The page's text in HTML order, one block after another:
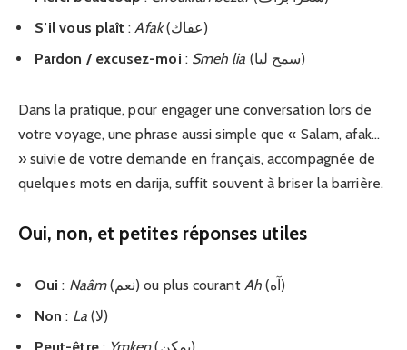
S’il vous plaît :Afak
(عفاك)
Pardon / excusez-moi : Smeh lia (سمح ليا)
Dans la pratique, pour engager une conversation lors de
votre voyage, une phrase aussi simple que « Salam, afak…
» suivie de votre demande en français, accompagnée de
quelques mots en darija, suffit souvent à briser la barrière.
Oui, non, et petites réponses utiles
Oui : Naâm (نعم) ou plus courant Ah
(آه)
Non : La
(لا)